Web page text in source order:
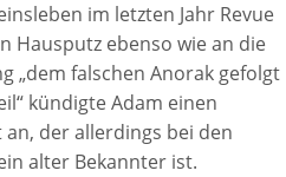
im letzten Jahr Revue
Hausputz ebenso wie an die
„dem falschen Anorak gefolgt
kündigte Adam einen
der allerdings bei den
alter Bekannter ist.